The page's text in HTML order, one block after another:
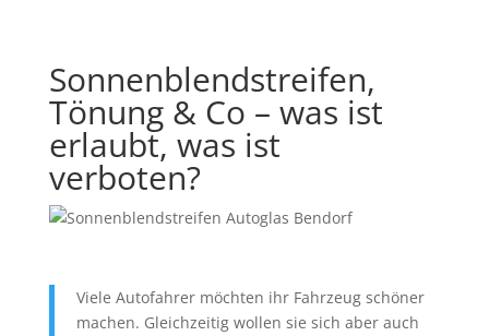
Sonnenblendstreifen,
Tönung & Co – was ist
erlaubt, was ist
verboten?
Viele Autofahrer möchten ihr Fahrzeug schöner
machen. Gleichzeitig wollen sie sich aber auch